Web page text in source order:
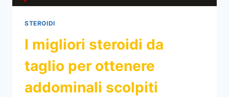
STEROIDI
I migliori steroidi da
taglio per ottenere
addominali scolpiti